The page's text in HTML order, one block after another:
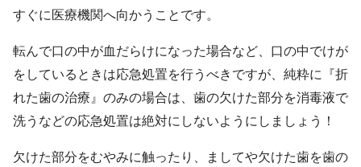
すぐに医療機関へ向かうことです。
転んで口の中が血だらけになった場合など、口の中でけが
をしているときは応急処置を行うべきですが、純粋に『折
れた歯の治療』のみの場合は、歯の欠けた部分を消毒液で
洗うなどの応急処置は絶対にしないようにしましょう！
欠けた部分をむやみに触ったり、ましてや欠けた歯を歯の